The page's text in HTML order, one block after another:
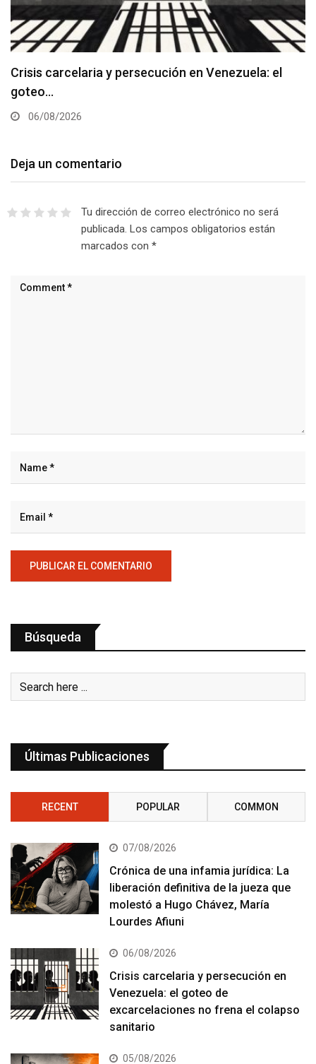
Crisis carcelaria y persecución en Venezuela: el
goteo…
06/08/2026
Deja un comentario
Tu dirección de correo electrónico no será
publicada. Los campos obligatorios están
marcados con *
Búsqueda
Últimas Publicaciones
RECENT POPULAR COMMON
07/08/2026
Crónica de una infamia jurídica: La
liberación definitiva de la jueza que
molestó a Hugo Chávez, María
Lourdes Afiuni
06/08/2026
Crisis carcelaria y persecución en
Venezuela: el goteo de
excarcelaciones no frena el colapso
sanitario
05/08/2026